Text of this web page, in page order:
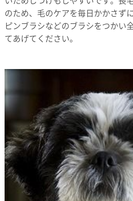
のため、毛のケアを毎日かかさず
ピンブラシなどのブラシをつかい
てあげてください。